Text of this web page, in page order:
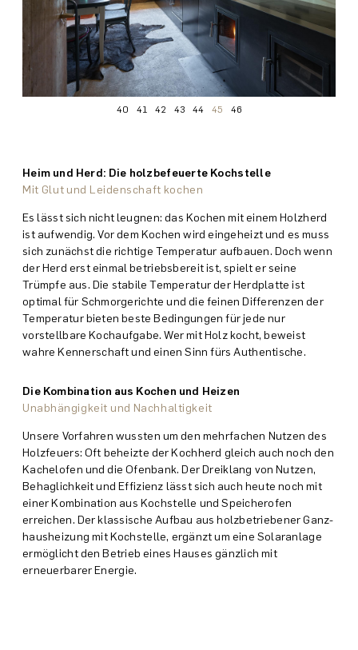
40 41 42 43 44 45 46
Heim und Herd: Die holzbefeuerte Kochstelle
Mit Glut und Leidenschaft kochen
Es lässt sich nicht leugnen: das Kochen mit einem Holz­herd
ist aufwendig. Vor dem Kochen wird eingeheizt und es muss
sich zunächst die richtige Temperatur aufbauen. Doch wenn
der Herd erst einmal betriebs­bereit ist, spielt er seine
Trümpfe aus. Die stabile Temperatur der Herdplatte ist
optimal für Schmor­gerichte und die feinen Differenzen der
Temperatur bieten beste Bedingungen für jede nur
vorstellbare Koch­aufgabe. Wer mit Holz kocht, beweist
wahre Kenner­schaft und einen Sinn fürs Authentische.
Die Kombination aus Kochen und Heizen
Unabhängigkeit und Nachhaltigkeit
Unsere Vorfahren wussten um den mehrfachen Nutzen des
Holz­feuers: Oft beheizte der Koch­herd gleich auch noch den
Kachel­ofen und die Ofen­bank. Der Drei­klang von Nutzen,
Behaglich­keit und Effizienz lässt sich auch heute noch mit
einer Kombination aus Koch­stelle und Speicher­ofen
erreichen. Der klassische Aufbau aus holz­betriebener Ganz­
haus­heizung mit Koch­stelle, ergänzt um eine Solar­anlage
ermöglicht den Betrieb eines Hauses gänzlich mit
erneuerbarer Energie.